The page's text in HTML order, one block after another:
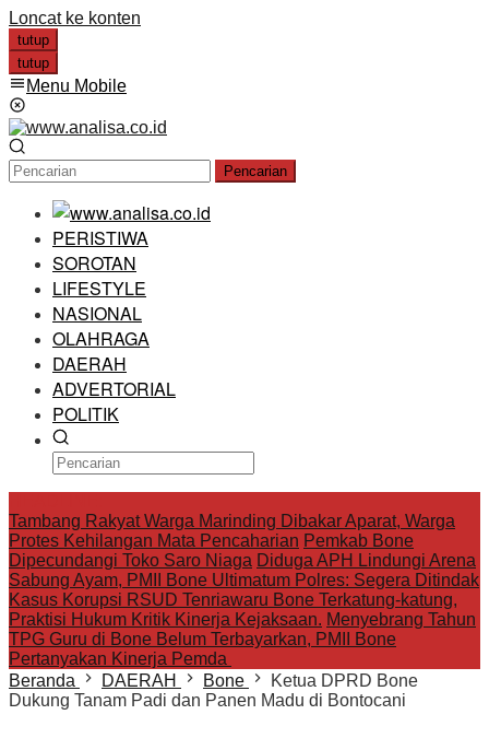
Loncat ke konten
tutup
tutup
Menu Mobile
Pencarian
PERISTIWA
SOROTAN
LIFESTYLE
NASIONAL
OLAHRAGA
DAERAH
ADVERTORIAL
POLITIK
Tambang Rakyat Warga Marinding Dibakar Aparat, Warga
Protes Kehilangan Mata Pencaharian Pemkab Bone
Dipecundangi Toko Saro Niaga Diduga APH Lindungi Arena
Sabung Ayam, PMII Bone Ultimatum Polres: Segera Ditindak
Kasus Korupsi RSUD Tenriawaru Bone Terkatung-katung,
Praktisi Hukum Kritik Kinerja Kejaksaan. Menyebrang Tahun
TPG Guru di Bone Belum Terbayarkan, PMII Bone
Pertanyakan Kinerja Pemda
Beranda
DAERAH Bone
Ketua DPRD Bone
Dukung Tanam Padi dan Panen Madu di Bontocani